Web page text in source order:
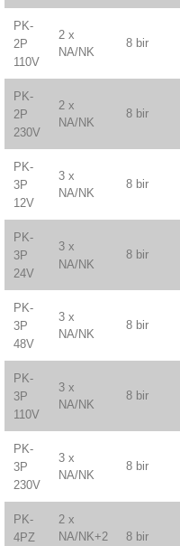
PK-
2P
110V
2 x
NA/NK
8 bir
PK-
2P
230V
2 x
NA/NK
8 bir
PK-
3P
12V
3 x
NA/NK
8 bir
PK-
3P
24V
3 x
NA/NK
8 bir
PK-
3P
48V
3 x
NA/NK
8 bir
PK-
3P
110V
3 x
NA/NK
8 bir
PK-
3P
230V
3 x
NA/NK
8 bir
PK-
4PZ
2 x
NA/NK+2
8 bir